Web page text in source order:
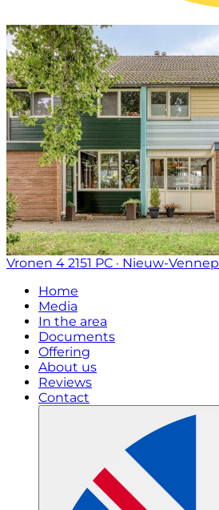
Vronen 4 2151 PC · Nieuw-Vennep
Home
Media
In the area
Documents
Offering
About us
Reviews
Contact